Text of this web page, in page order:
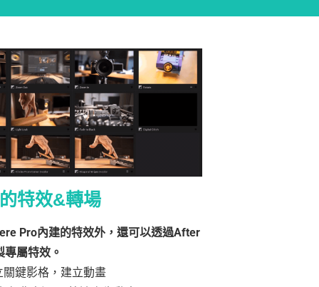
特效&轉場
Pro內建的特效外，還可以透過After
屬特效。
鍵影格，建立動畫